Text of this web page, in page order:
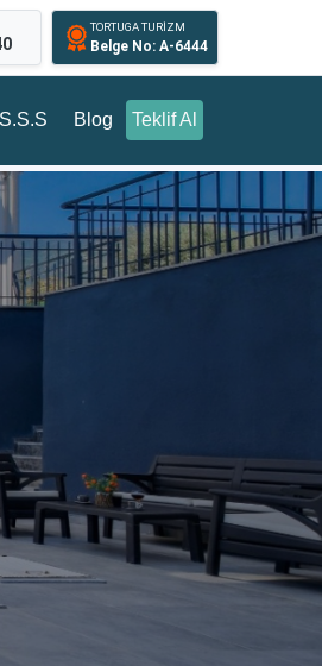
TORTUGA TURİZM
Belge No: A-6444
S.S.S Blog Teklif Al